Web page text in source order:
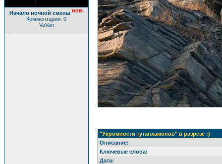
Начало ночной смены нов.
Комментарии: 0
VaVan
"Укромности тутанхамонов" в разрезе :)
Описание:
Ключевые слова:
Дата: